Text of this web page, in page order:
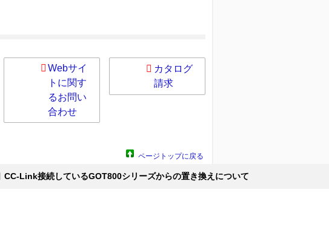
Webサイ
トに関す
るお問い
合わせ
カタログ
請求
ページトップに戻る
CC-Link接続しているGOT800シリーズからの置き換えについて